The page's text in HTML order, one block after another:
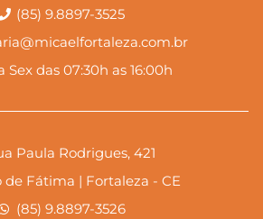
(85) 9.8897-3525
Sex das 07:30h as 16:00h
Paula Rodrigues, 421
de Fátima | Fortaleza - CE
(85) 9.8897-3526